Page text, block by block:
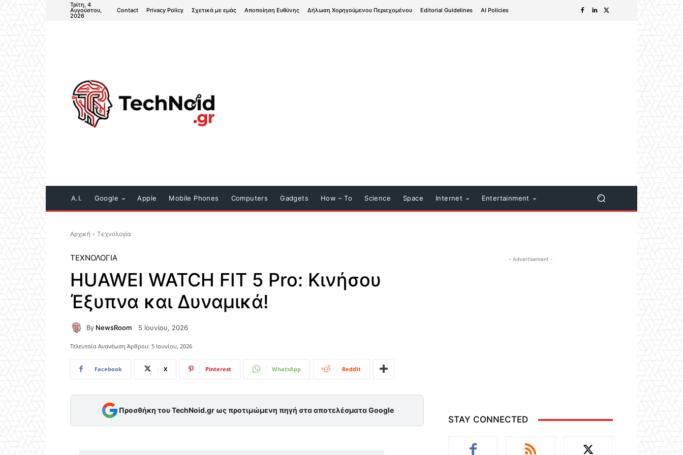
Τρίτη, 4
Αυγούστου,
2026
Contact Privacy Policy Σχετικά με εμάς Αποποίηση Ευθύνης Δήλωση Χορηγούμενου Περιεχομένου Editorial Guidelines AI Policies
A.I. Google Apple Mobile Phones Computers Gadgets How – To Science Space Internet Entertainment
Αρχική Τεχνολογία
ΤΕΧΝΟΛΟΓΊΑ
HUAWEI WATCH FIT 5 Pro: Κινήσου
Έξυπνα και Δυναμικά!
By NewsRoom 5 Ιουνίου, 2026
Τελευταία Ανανέωση Άρθρου: 5 Ιουνίου, 2026
Facebook X Pinterest WhatsApp ReddIt
Προσθήκη του TechNoid.gr ως προτιμώμενη πηγή στα αποτελέσματα Google
- Advertisement -
STAY CONNECTED